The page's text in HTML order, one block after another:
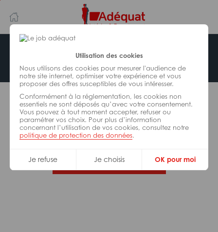
Utilisation des cookies
Nous utilisons des cookies pour mesurer l'audience de
notre site internet, optimiser votre expérience et vous
proposer des offres susceptibles de vous intéresser.
Conformément à la réglementation, les cookies non
essentiels ne sont déposés qu’avec votre consentement.
Vous pouvez à tout moment accepter, refuser ou
paramétrer vos choix. Pour plus d’information
concernant l’utilisation de vos cookies, consultez notre
politique de protection des données.
Je refuse Je choisis OK pour moi
au
contenu
principal
navigation
Offre indisponible
L’offre d’emploi que vous tentez de consulter n’est
plus disponible.
De nombreuses autres missions peuvent vous
correspondre, consultez toutes nos offres.
Trouvez votre job Adéquat !